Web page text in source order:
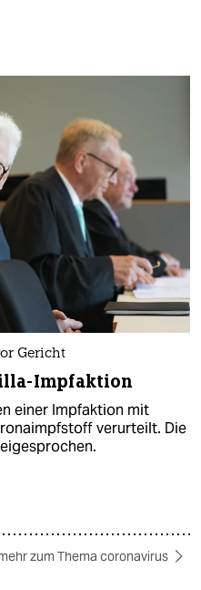
Gericht
Impfaktion
einer Impfaktion mit
verurteilt. Die
zum Thema coronavirus